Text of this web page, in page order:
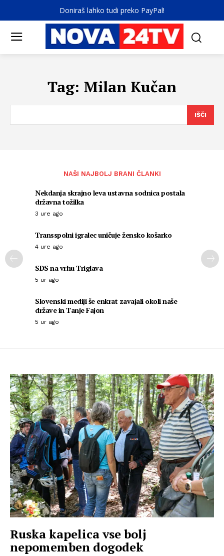
Doniraš lahko tudi preko PayPal!
Tag: Milan Kučan
IŠČI
NAŠI NAJBOLJ BRANI ČLANKI
Nekdanja skrajno leva ustavna sodnica postala
državna tožilka
3 ure ago
Transspolni igralec uničuje žensko košarko
4 ure ago
SDS na vrhu Triglava
5 ur ago
Slovenski mediji še enkrat zavajali okoli naše
države in Tanje Fajon
5 ur ago
Ruska kapelica vse bolj
nepomemben dogodek